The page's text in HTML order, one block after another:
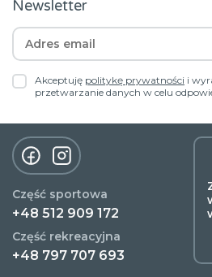
Newsletter
Akceptuję politykę prywatności i
przetwarzanie danych w celu
Część sportowa
+48 512 909 172
Część rekreacyjna
+48 797 707 693